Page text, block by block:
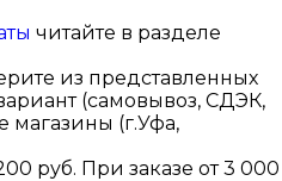
читайте в разделе
из представленных
(самовывоз, СДЭК,
магазины (г.Уфа,
руб. При заказе от 3 000